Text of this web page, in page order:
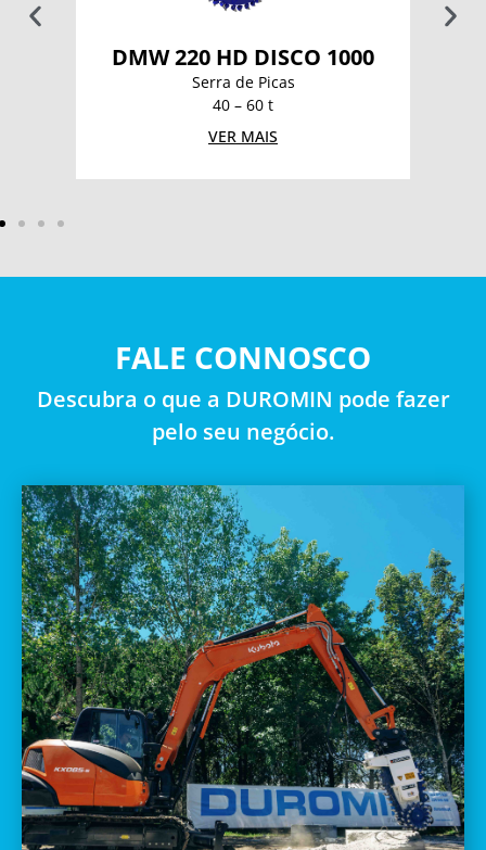
DMW 220 HD DISCO 1000
Serra de Picas
40 – 60 t
VER MAIS
FALE CONNOSCO
Descubra o que a DUROMIN pode fazer
pelo seu negócio.